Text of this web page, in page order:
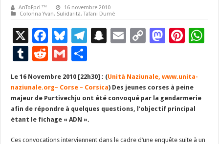
AnToFpcL™
16 novembre 2010
Colonna Yvan, Sulidarità,Tafani Dumè
X
F
ac
e
b
o
o
k
Bl
u
es
ky
T
gr
a
m
S
p
c
h
E
l
C
y
Li
n
M
d
o
n
Pi
es
t
T
m
bl
r
R
e
d
di
t
G
ai
l
ar
ta
g
er
Le 16 Novembre 2010 [22h30] : (Unità Naziunale,www.unita-
naziunale.org– Corse – Corsica) Des jeunes corses à peine
majeur de Purtivechju ont été convoqué par la gendarmerie
afin de répondre à quelques questions, l’objectif principal
étant le fichage « ADN ».
Ces convocations interviennent dans le cadre d’une enquête suite à un